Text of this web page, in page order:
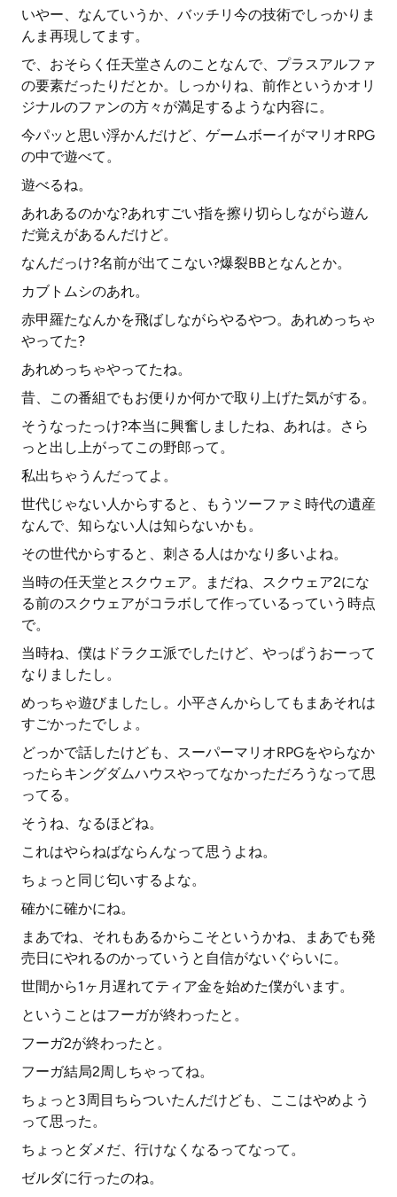
いやー、なんていうか、バッチリ今の技術でしっかりま
んま再現してます。
で、おそらく任天堂さんのことなんで、プラスアルファ
の要素だったりだとか。しっかりね、前作というかオリ
ジナルのファンの方々が満足するような内容に。
今パッと思い浮かんだけど、ゲームボーイがマリオRPG
の中で遊べて。
遊べるね。
あれあるのかな?あれすごい指を擦り切らしながら遊ん
だ覚えがあるんだけど。
なんだっけ?名前が出てこない?爆裂BBとなんとか。
カブトムシのあれ。
赤甲羅たなんかを飛ばしながらやるやつ。あれめっちゃ
やってた?
あれめっちゃやってたね。
昔、この番組でもお便りか何かで取り上げた気がする。
そうなったっけ?本当に興奮しましたね、あれは。さら
っと出し上がってこの野郎って。
私出ちゃうんだってよ。
世代じゃない人からすると、もうツーファミ時代の遺産
なんで、知らない人は知らないかも。
その世代からすると、刺さる人はかなり多いよね。
当時の任天堂とスクウェア。まだね、スクウェア2にな
る前のスクウェアがコラボして作っているっていう時点
で。
当時ね、僕はドラクエ派でしたけど、やっぱうおーって
なりましたし。
めっちゃ遊びましたし。小平さんからしてもまあそれは
すごかったでしょ。
どっかで話したけども、スーパーマリオRPGをやらなか
ったらキングダムハウスやってなかっただろうなって思
ってる。
そうね、なるほどね。
これはやらねばならんなって思うよね。
ちょっと同じ匂いするよな。
確かに確かにね。
まあでね、それもあるからこそというかね、まあでも発
売日にやれるのかっていうと自信がないぐらいに。
世間から1ヶ月遅れてティア金を始めた僕がいます。
ということはフーガが終わったと。
フーガ2が終わったと。
フーガ結局2周しちゃってね。
ちょっと3周目ちらついたんだけども、ここはやめよう
って思った。
ちょっとダメだ、行けなくなるってなって。
ゼルダに行ったのね。